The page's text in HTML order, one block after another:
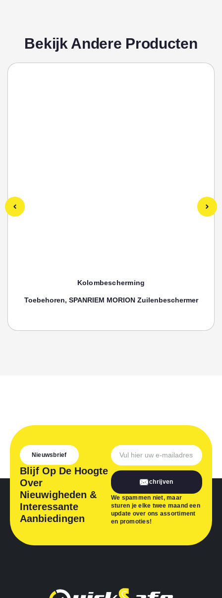
Bekijk Andere Producten
Kolombescherming
Toebehoren, SPANRIEM MORION Zuilenbeschermer
Nieuwsbrief
Blijf Op De Hoogte
Over
Nieuwigheden &
Interessante
Aanbiedingen
Inschrijven
We spammen niet, maar
sturen je elke twee maand een
update over ons assortiment
en promoties!